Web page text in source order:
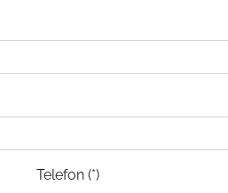
Telefon (*)